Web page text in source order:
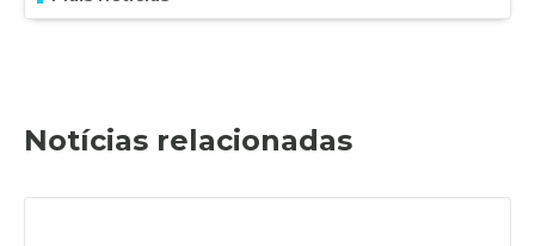
Notícias relacionadas